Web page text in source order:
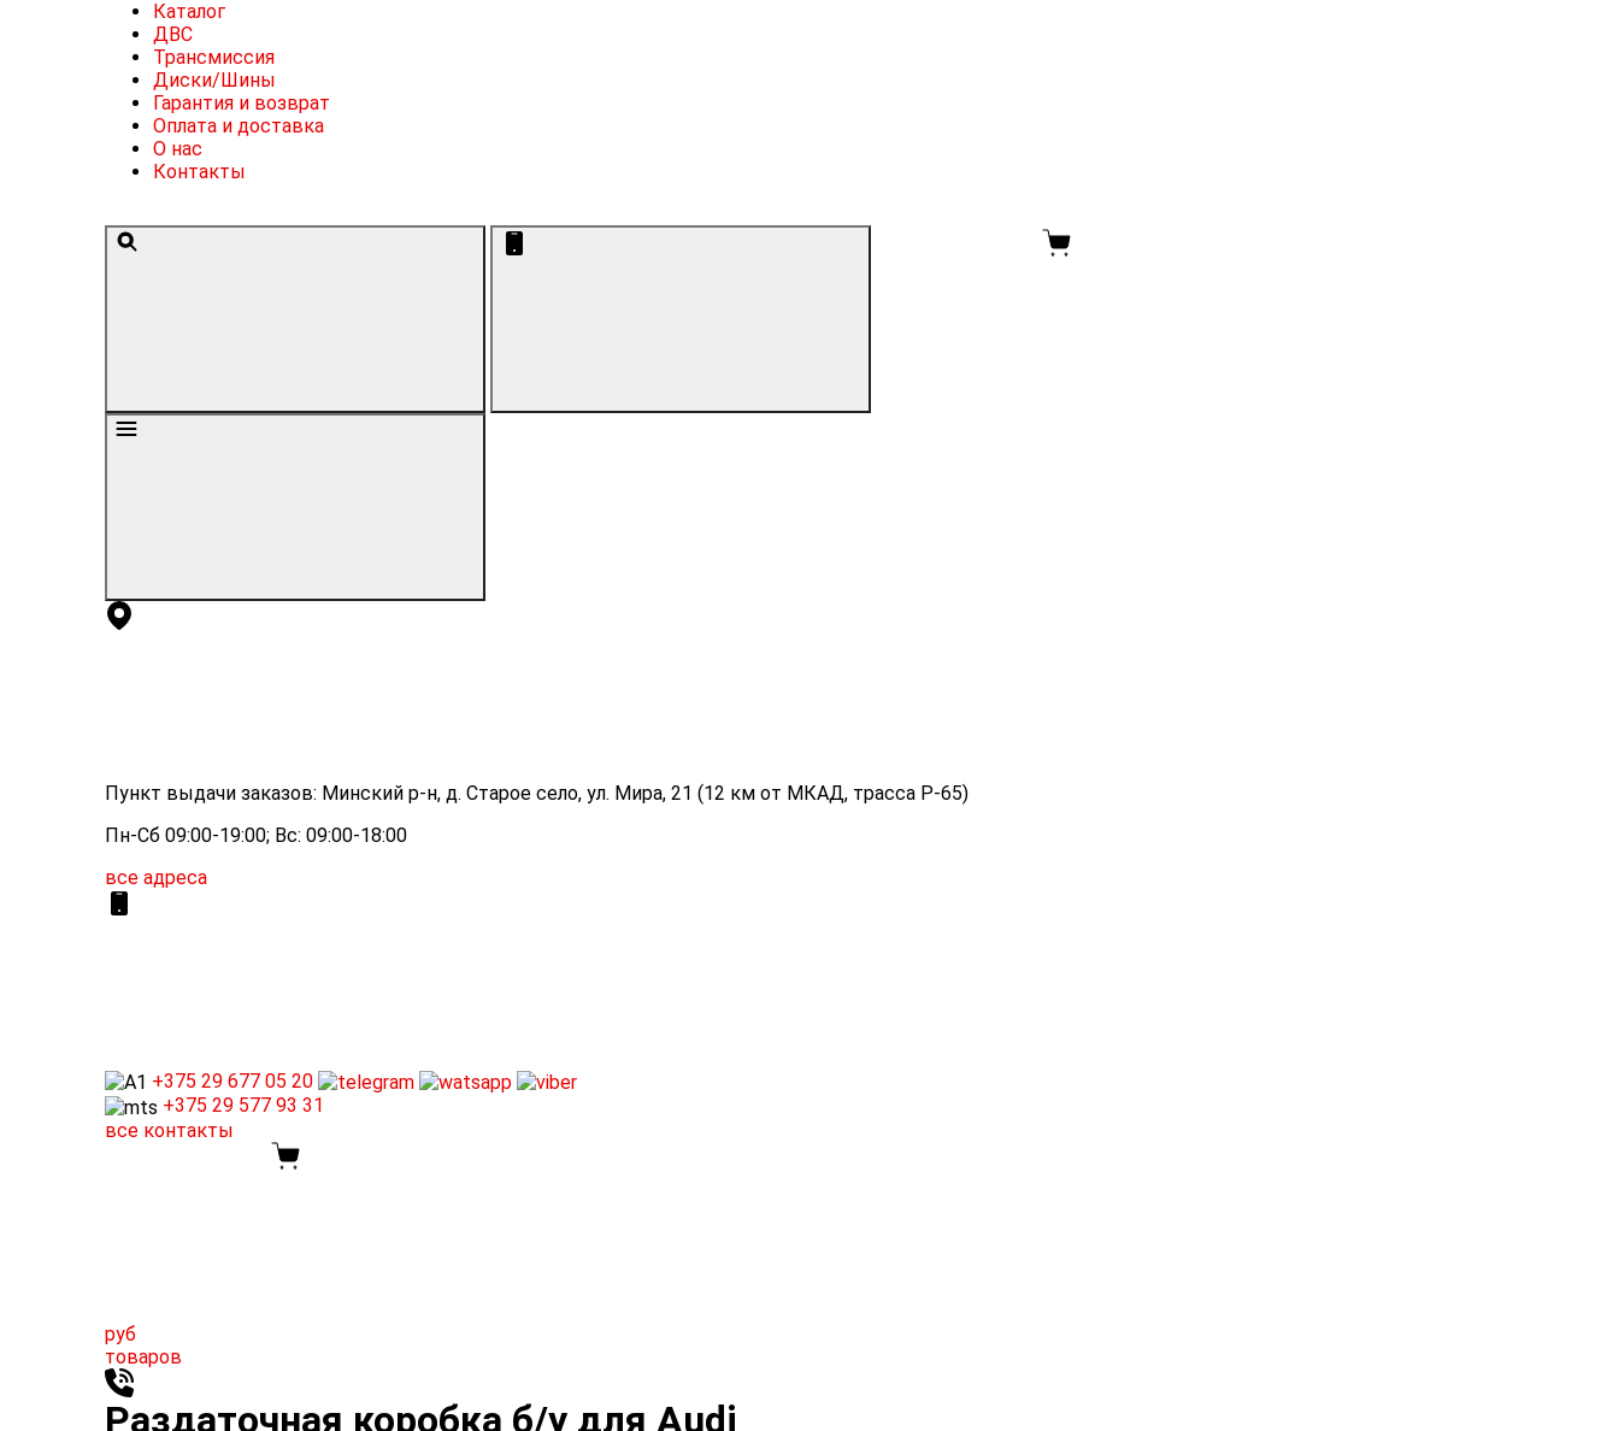
Каталог
ДВС
Трансмиссия
Диски/Шины
Гарантия и возврат
Оплата и доставка
О нас
Контакты
Пункт выдачи заказов: Минский р-н, д. Старое село, ул. Мира, 21 (12 км от МКАД, трасса P-65)
Пн-Сб 09:00-19:00; Вс: 09:00-18:00
все адреса
+375 29 677 05 20
+375 29 577 93 31
все контакты
руб
товаров
Раздаточная коробка б/у для Audi